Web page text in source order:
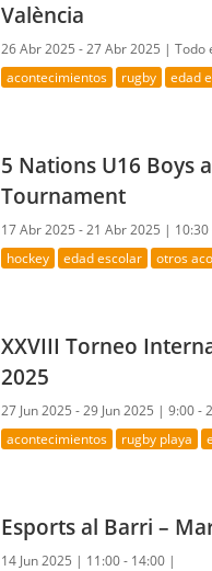
València
26 Abr 2025 - 27 Abr 2025 |Todo
acontecimientos rugby edad
5 Nations U16 Boys
Tournament
17 Abr 2025 - 21 Abr 2025 |
hockey edad escolar otros
XXVIII Torneo
2025
27 Jun 2025 - 29 Jun 2025 |9:00 -
acontecimientos rugby playa
Esports al Barri –
14 Jun 2025 | 11:00 - 14:00 |